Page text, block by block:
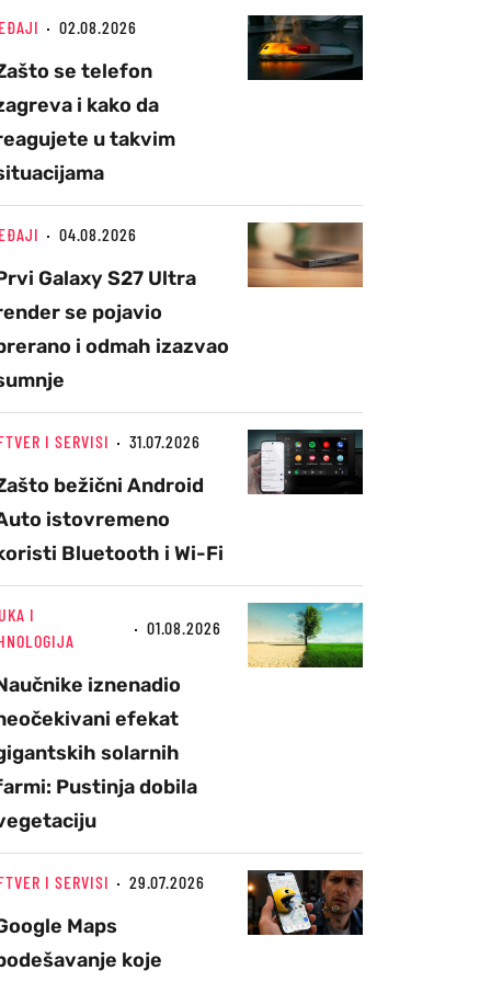
02.08.2026
se telefon
i kako da
u takvim
04.08.2026
Galaxy S27 Ultra
se pojavio
i odmah izazvao
I SERVISI 31.07.2026
bežični Android
istovremeno
Bluetooth i Wi-Fi
I
01.08.2026
iznenadio
efekat
solarnih
Pustinja dobila
I SERVISI 29.07.2026
Maps
koje